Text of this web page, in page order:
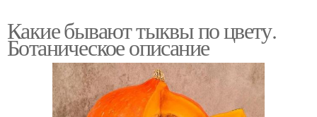
Какие бывают тыквы по цвету.
Ботаническое описание